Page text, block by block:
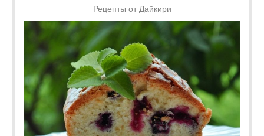
Рецепты от Дайкири